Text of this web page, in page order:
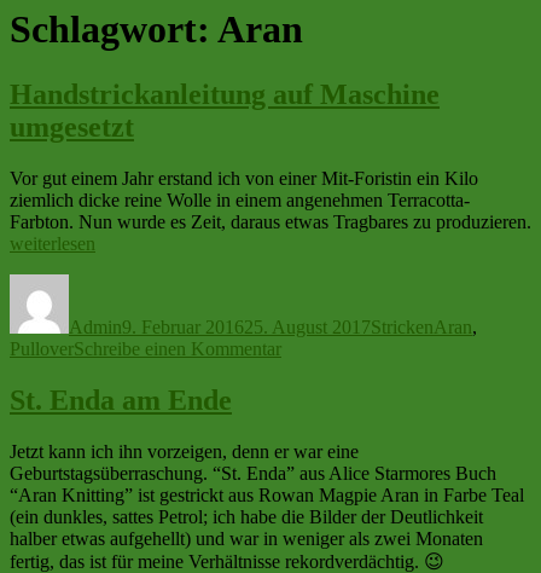
Schlagwort: Aran
Handstrickanleitung auf Maschine
umgesetzt
Vor gut einem Jahr erstand ich von einer Mit-Foristin ein Kilo
ziemlich dicke reine Wolle in einem angenehmen Terracotta-
Farbton. Nun wurde es Zeit, daraus etwas Tragbares zu produzieren.
„Handstrickanleitung
Maschine
umgesetzt“
weiterlesen
Admin9. Februar 201625. August 2017StrickenAran,
PulloverSchreibe einen Kommentarzu
St. Enda am Ende
Jetzt kann ich ihn vorzeigen, denn er war eine
Geburtstagsüberraschung. “St. Enda” aus Alice Starmores Buch
“Aran Knitting” ist gestrickt aus Rowan Magpie Aran in Farbe Teal
(ein dunkles, sattes Petrol; ich habe die Bilder der Deutlichkeit
halber etwas aufgehellt) und war in weniger als zwei Monaten
fertig, das ist für meine Verhältnisse rekordverdächtig. 😉